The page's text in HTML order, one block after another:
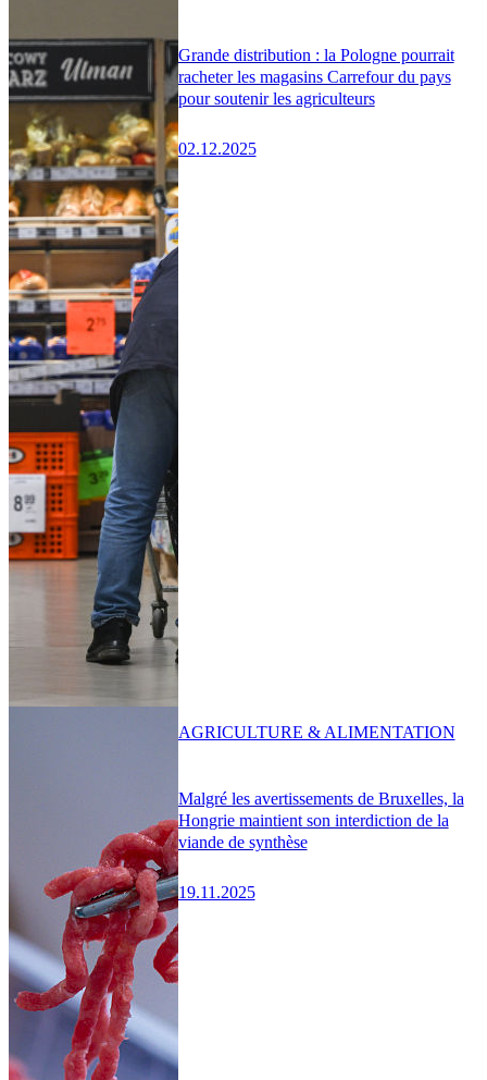
Grande distribution : la Pologne pourrait
racheter les magasins Carrefour du pays
pour soutenir les agriculteurs
02.12.2025
Malgré les avertissements de Bruxelles, la
Hongrie maintient son interdiction de la
viande de synthèse
19.11.2025
AGRICULTURE & ALIMENTATION